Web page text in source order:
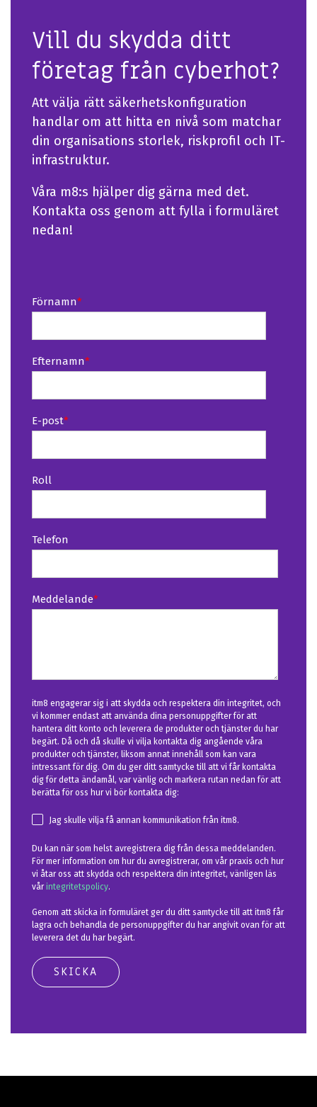
Vill du skydda ditt
företag från cyberhot?
Att välja rätt säkerhetskonfiguration
handlar om att hitta en nivå som matchar
din organisations storlek, riskprofil och IT-
infrastruktur.
Våra m8:s hjälper dig gärna med det.
Kontakta oss genom att fylla i formuläret
nedan!
Förnamn*
Efternamn*
E-post*
Roll
Telefon
Meddelande*
itm8 engagerar sig i att skydda och respektera din integritet, och
vi kommer endast att använda dina personuppgifter för att
hantera ditt konto och leverera de produkter och tjänster du har
begärt. Då och då skulle vi vilja kontakta dig angående våra
produkter och tjänster, liksom annat innehåll som kan vara
intressant för dig. Om du ger ditt samtycke till att vi får kontakta
dig för detta ändamål, var vänlig och markera rutan nedan för att
berätta för oss hur vi bör kontakta dig:
Jag skulle vilja få annan kommunikation från itm8.
Du kan när som helst avregistrera dig från dessa meddelanden.
För mer information om hur du avregistrerar, om vår praxis och hur
vi åtar oss att skydda och respektera din integritet, vänligen läs
vårintegritetspolicy.
Genom att skicka in formuläret ger du ditt samtycke till att itm8 får
lagra och behandla de personuppgifter du har angivit ovan för att
leverera det du har begärt.